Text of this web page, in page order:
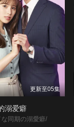
更新至05集
溺爱癖
な同期の溺愛癖/